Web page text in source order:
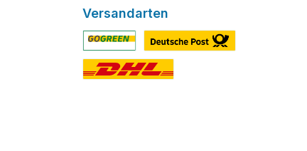
Versandarten
Benutzerdefiniertes Bild 1
Benutzerdefiniertes Bild 2